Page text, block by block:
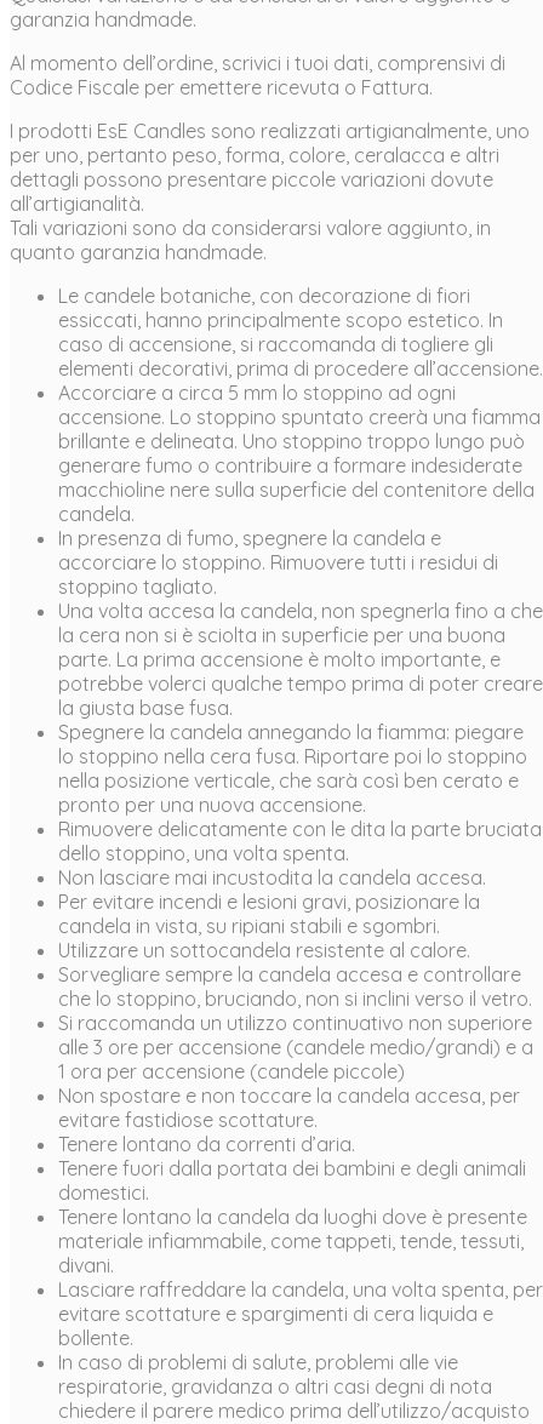
garanzia handmade.
Al momento dell’ordine, scrivici i tuoi dati, comprensivi di
Codice Fiscale per emettere ricevuta o Fattura.
I prodotti EsE Candles sono realizzati artigianalmente, uno
per uno, pertanto peso, forma, colore, ceralacca e altri
dettagli possono presentare piccole variazioni dovute
all’artigianalità.
Tali variazioni sono da considerarsi valore aggiunto, in
quanto garanzia handmade.
Le candele botaniche, con decorazione di fiori
essiccati, hanno principalmente scopo estetico. In
caso di accensione, si raccomanda di togliere gli
elementi decorativi, prima di procedere all’accensione.
Accorciare a circa 5 mm lo stoppino ad ogni
accensione. Lo stoppino spuntato creerà una fiamma
brillante e delineata. Uno stoppino troppo lungo può
generare fumo o contribuire a formare indesiderate
macchioline nere sulla superficie del contenitore della
candela.
In presenza di fumo, spegnere la candela e
accorciare lo stoppino. Rimuovere tutti i residui di
stoppino tagliato.
Una volta accesa la candela, non spegnerla fino a che
la cera non si è sciolta in superficie per una buona
parte. La prima accensione è molto importante, e
potrebbe volerci qualche tempo prima di poter creare
la giusta base fusa.
Spegnere la candela annegando la fiamma: piegare
lo stoppino nella cera fusa. Riportare poi lo stoppino
nella posizione verticale, che sarà così ben cerato e
pronto per una nuova accensione.
Rimuovere delicatamente con le dita la parte bruciata
dello stoppino, una volta spenta.
Non lasciare mai incustodita la candela accesa.
Per evitare incendi e lesioni gravi, posizionare la
candela in vista, su ripiani stabili e sgombri.
Utilizzare un sottocandela resistente al calore.
Sorvegliare sempre la candela accesa e controllare
che lo stoppino, bruciando, non si inclini verso il vetro.
Si raccomanda un utilizzo continuativo non superiore
alle 3 ore per accensione (candele medio/grandi) e a
1 ora per accensione (candele piccole)
Non spostare e non toccare la candela accesa, per
evitare fastidiose scottature.
Tenere lontano da correnti d’aria.
Tenere fuori dalla portata dei bambini e degli animali
domestici.
Tenere lontano la candela da luoghi dove è presente
materiale infiammabile, come tappeti, tende, tessuti,
divani.
Lasciare raffreddare la candela, una volta spenta, per
evitare scottature e spargimenti di cera liquida e
bollente.
In caso di problemi di salute, problemi alle vie
respiratorie, gravidanza o altri casi degni di nota
chiedere il parere medico prima dell’utilizzo/acquisto